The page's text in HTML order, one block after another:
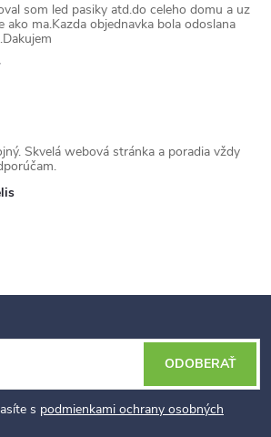
som led pasiky atd.do celeho domu a uz
ma.Kazda objednavka bola odoslana
Skvelá webová stránka a poradia vždy
s podmienkami ochrany osobných
ODOBERAŤ